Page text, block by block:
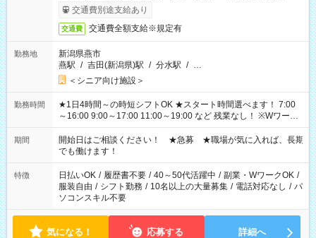
完了次第のお支払いとなります。
交通費別途支給あり
交通費 交通費全額支給※規定有
勤務地
新潟県燕市
燕駅 / 吉田(新潟県)駅 / 分水駅 / …
＜シニア向け施設＞
勤務時間
★1日4時間～の時短シフトOK ★スタート時間選べます！ 7:00
～16:00 9:00～17:00 11:00～19:00 など 残業なし！ ※Wワーク
の場合、他のお仕事と合わせ週40時間超の就業はご案内できま
せん ※法令に基づき、週20時間以上勤務は社会保険への加入対
象となります ※労働者派遣法（日雇い派遣の原則禁止）によ
り、短時間・短期間の就業はご案内が難しい場合があります
期間
開始日はご相談ください！ ★急募 ★職場が気に入れば、長期
でも働けます！
特徴 日払いOK / 履歴書不要 / 40～50代活躍中 / 副業・WワークOK /
服装自由 / シフト勤務 / 10名以上の大量募集 / 電話対応なし / パ
ソコンスキル不要
気になる！ 応募する 詳細へ